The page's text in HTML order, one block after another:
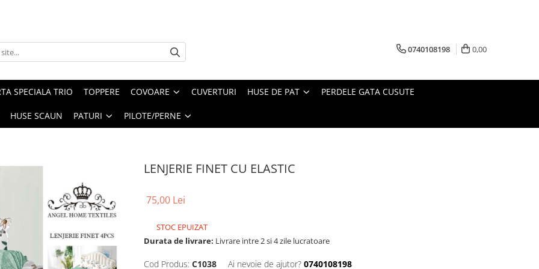
0740108198 0,00
SPECIALA TRIO TOPPERE COVOARE CUVERTURI HUSE DE PAT PERDELE GATA CUSUTE
HUSE SCAUN PATURI PILOTE/PERNE
LENJERIE FINET CU ELASTIC
75,00 Lei
STOC EPUIZAT
Durata de livrare: Livrare intre 2 si 4 zile lucratoare
Cod Produs: C1038 Ai nevoie de ajutor? 0740108198